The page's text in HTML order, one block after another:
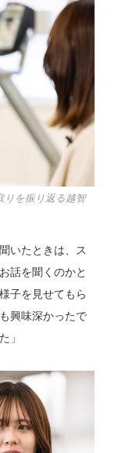
りを振り返る越智
いたときは、ス
話を聞くのかと
子を見せてもら
興味深かったで
」